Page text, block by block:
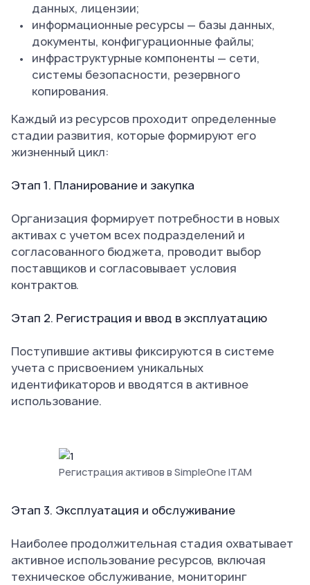
данных, лицензии;
информационные ресурсы — базы данных,
документы, конфигурационные файлы;
инфраструктурные компоненты — сети,
системы безопасности, резервного
копирования.
Каждый из ресурсов проходит определенные
стадии развития, которые формируют его
жизненный цикл:
Этап 1. Планирование и закупка
Организация формирует потребности в новых
активах с учетом всех подразделений и
согласованного бюджета, проводит выбор
поставщиков и согласовывает условия
контрактов.
Этап 2. Регистрация и ввод в эксплуатацию
Поступившие активы фиксируются в системе
учета с присвоением уникальных
идентификаторов и вводятся в активное
использование.
Регистрация активов в SimpleOne ITAM
Этап 3. Эксплуатация и обслуживание
Наиболее продолжительная стадия охватывает
активное использование ресурсов, включая
техническое обслуживание, мониторинг